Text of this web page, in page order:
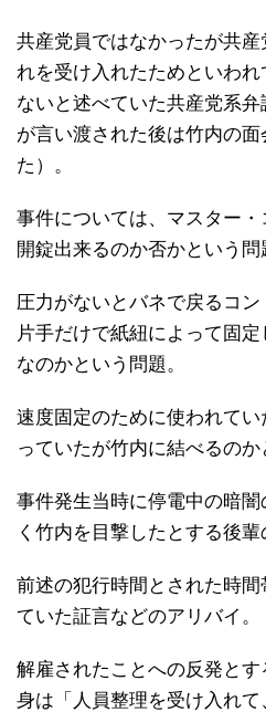
共産党員ではなかったが共
れを受け入れたためといわ
ないと述べていた共産党系
が言い渡された後は竹内の
た）。
事件については、マスター
開錠出来るのか否かという問
圧力がないとバネで戻るコ
片手だけで紙紐によって固
なのかという問題。
速度固定のために使われて
っていたが竹内に結べるのか
事件発生当時に停電中の暗
く竹内を目撃したとする後輩
前述の犯行時間とされた時
ていた証言などのアリバイ。
解雇されたことへの反発と
身は「人員整理を受け入れ